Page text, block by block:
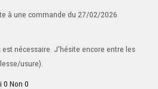
à une commande du 27/02/2026
nécessaire. J'hésite encore entre les
usure).
0 Non 0